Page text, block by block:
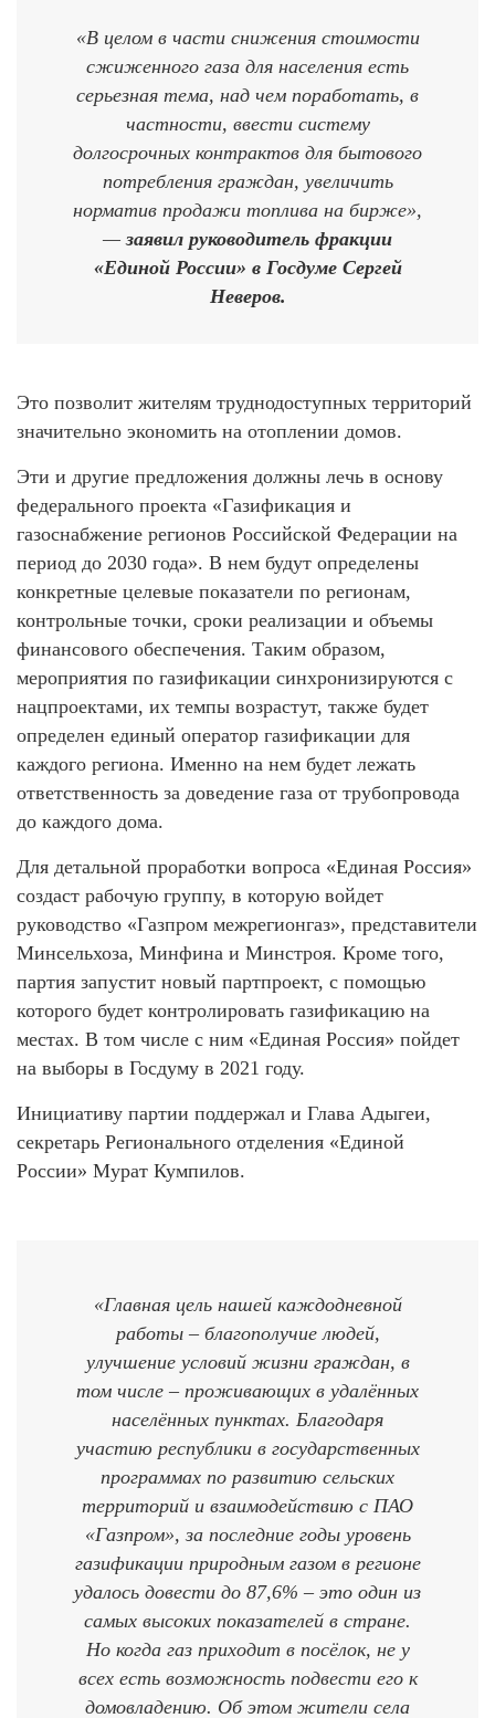
«В целом в части снижения стоимости
сжиженного газа для населения есть
серьезная тема, над чем поработать, в
частности, ввести систему
долгосрочных контрактов для бытового
потребления граждан, увеличить
норматив продажи топлива нa бирже»,
—заявил руководитель фракции
«Единой России» в Госдуме Сергей
Неверов.
Это позволит жителям труднодоступных территорий
значительно экономить на отоплении домов.
Эти и другие предложения должны лечь в основу
федерального проекта «Газификация и
газоснабжение регионов Российской Федерации на
период до 2030 года». В нем будут определены
конкретные целевые показатели по регионам,
контрольные точки, сроки реализации и объемы
финансового обеспечения. Таким образом,
мероприятия по газификации синхронизируются с
нацпроектами, их темпы возрастут, также будет
определен единый оператор газификации для
каждого региона. Именно на нем будет лежать
ответственность за доведение газа от трубопровода
до каждого дома.
Для детальной проработки вопроса «Единая Россия»
создаст рабочую группу, в которую войдет
руководство «Газпром межрегионгаз», представители
Минсельхоза, Минфина и Минстроя. Кроме того,
партия запустит новый партпроект, с помощью
которого будет контролировать газификацию на
местах. В том числе с ним «Единая Россия» пойдет
на выборы в Госдуму в 2021 году.
Инициативу партии поддержал и Глава Адыгеи,
секретарь Регионального отделения «Единой
России» Мурат Кумпилов.
«Главная цель нашей каждодневной
работы – благополучие людей,
улучшение условий жизни граждан, в
том числе – проживающих в удалённых
населённых пунктах. Благодаря
участию республики в государственных
программах по развитию сельских
территорий и взаимодействию с ПАО
«Газпром», за последние годы уровень
газификации природным газом в регионе
удалось довести до 87,6% – это один из
самых высоких показателей в стране.
Но когда газ приходит в посёлок, не у
всех есть возможность подвести его к
домовладению. Об этом жители села